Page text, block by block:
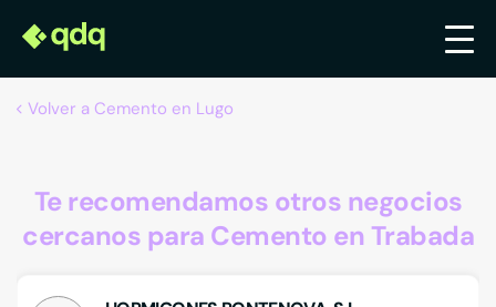
Volver a Cemento en Lugo
Te recomendamos otros negocios
cercanos para Cemento en Trabada